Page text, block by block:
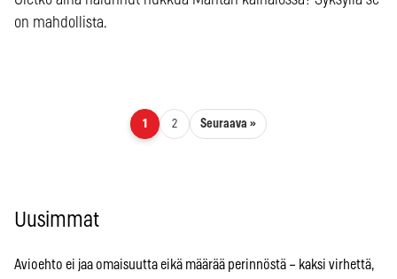
on mahdollista.
Artikkelien sivutus
1 2 Seuraava »
Uusimmat
Avioehto ei jaa omaisuutta eikä määrää perinnöstä – kaksi virhettä,